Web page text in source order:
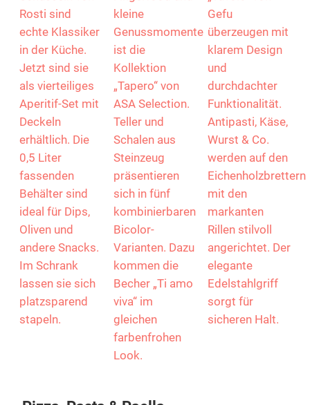
Schüsseln von
Rosti sind
echte Klassiker
in der Küche.
Jetzt sind sie
als vierteiliges
Aperitif-Set mit
Deckeln
erhältlich. Die
0,5 Liter
fassenden
Behälter sind
ideal für Dips,
Oliven und
andere Snacks.
Im Schrank
lassen sie sich
platzsparend
stapeln.
Fingerfood und
kleine
Genussmomente
ist die
Kollektion
„Tapero“ von
ASA Selection.
Teller und
Schalen aus
Steinzeug
präsentieren
sich in fünf
kombinierbaren
Bicolor-
Varianten. Dazu
kommen die
Becher „Ti amo
viva“ im
gleichen
farbenfrohen
Look.
„Tavolo“ von
Gefu
überzeugen mit
klarem Design
und
durchdachter
Funktionalität.
Antipasti, Käse,
Wurst & Co.
werden auf den
Eichenholzbrettern
mit den
markanten
Rillen stilvoll
angerichtet. Der
elegante
Edelstahlgriff
sorgt für
sicheren Halt.